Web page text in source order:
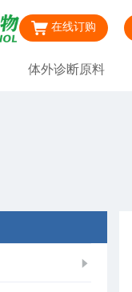
在线订购
体外诊断原料